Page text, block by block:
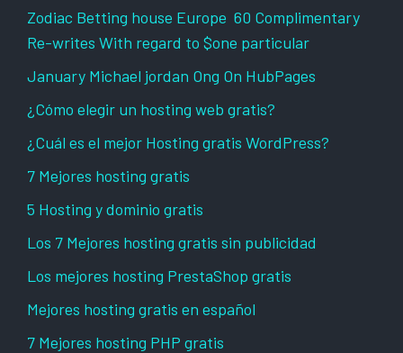
Zodiac Betting house Europe ️ 60 Complimentary
Re-writes With regard to $one particular
January Michael jordan Ong On HubPages
¿Cómo elegir un hosting web gratis?
¿Cuál es el mejor Hosting gratis WordPress?
7 Mejores hosting gratis
5 Hosting y dominio gratis
Los 7 Mejores hosting gratis sin publicidad
Los mejores hosting PrestaShop gratis
Mejores hosting gratis en español
7 Mejores hosting PHP gratis